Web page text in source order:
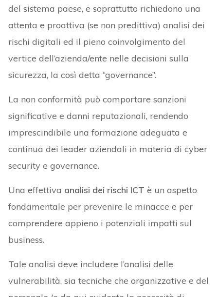
del sistema paese, e soprattutto richiedono una
attenta e proattiva (se non predittiva) analisi dei
rischi digitali ed il pieno coinvolgimento del
vertice dell’azienda/ente nelle decisioni sulla
sicurezza, la così detta “governance”.
La non conformità può comportare sanzioni
significative e danni reputazionali, rendendo
imprescindibile una formazione adeguata e
continua dei leader aziendali in materia di cyber
security e governance.
Una effettiva analisi dei rischi ICT è un aspetto
fondamentale per prevenire le minacce e per
comprendere appieno i potenziali impatti sul
business.
Tale analisi deve includere l’analisi delle
vulnerabilità, sia tecniche che organizzative e del